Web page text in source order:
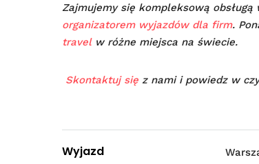
Zajmujemy się kompleksową
organizatorem wyjazdów dla firm.
travelw różne miejsca na świecie.
Skontaktuj się z nami i powiedz w
Wyjazd